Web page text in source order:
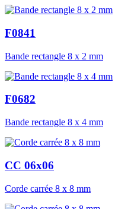
F0841
Bande rectangle 8 x 2 mm
F0682
Bande rectangle 8 x 4 mm
CC 06x06
Corde carrée 8 x 8 mm